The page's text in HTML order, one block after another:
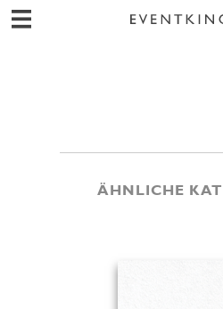
ÄHNLICHE